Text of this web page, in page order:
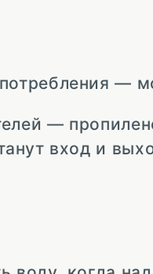
—
—
вход и